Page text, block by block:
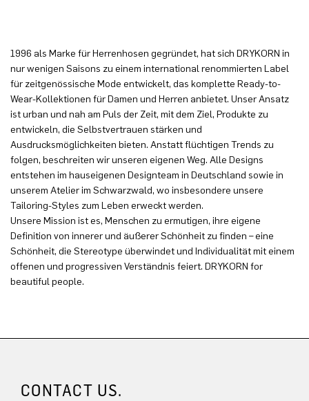
1996 als Marke für Herrenhosen gegründet, hat sich DRYKORN in
nur wenigen Saisons zu einem international renommierten Label
für zeitgenössische Mode entwickelt, das komplette Ready-to-
Wear-Kollektionen für Damen und Herren anbietet. Unser Ansatz
ist urban und nah am Puls der Zeit, mit dem Ziel, Produkte zu
entwickeln, die Selbstvertrauen stärken und
Ausdrucksmöglichkeiten bieten. Anstatt flüchtigen Trends zu
folgen, beschreiten wir unseren eigenen Weg. Alle Designs
entstehen im hauseigenen Designteam in Deutschland sowie in
unserem Atelier im Schwarzwald, wo insbesondere unsere
Tailoring-Styles zum Leben erweckt werden.
Unsere Mission ist es, Menschen zu ermutigen, ihre eigene
Definition von innerer und äußerer Schönheit zu finden – eine
Schönheit, die Stereotype überwindet und Individualität mit einem
offenen und progressiven Verständnis feiert. DRYKORN for
beautiful people.
CONTACT US.